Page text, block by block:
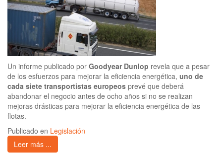
Un informe publicado por Goodyear Dunlop revela que a pesar
de los esfuerzos para mejorar la eficiencia energética, uno de
cada siete transportistas europeos prevé que deberá
abandonar el negocio antes de ocho años si no se realizan
mejoras drásticas para mejorar la eficiencia energética de las
flotas.
Publicado en Legislación
Leer más ...